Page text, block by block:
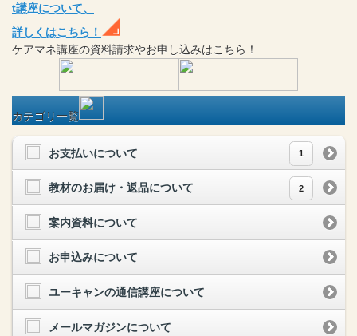
t講座について、
詳しくはこちら！
ケアマネ講座の資料請求やお申し込みはこちら！
カテゴリ一覧
お支払いについて 1
教材のお届け・返品について 2
案内資料について
お申込みについて
ユーキャンの通信講座について
メールマガジンについて